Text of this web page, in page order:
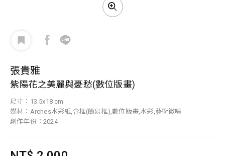
張貴雅
紫陽花之美麗與憂愁(數位版畫)
尺寸：13.5x18 cm
媒材：Arches水彩紙,含框(簡易框),數位版畫,水彩,藝術微噴
創作年份：2024